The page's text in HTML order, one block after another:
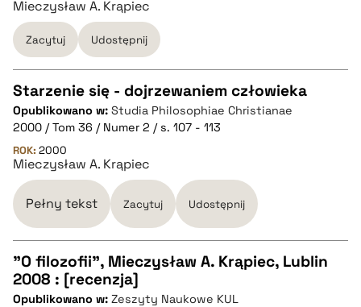
BIBTEX
pobierz cytat
Mieczysław A. Krąpiec
Zacytuj Udostępnij
CZYSTY TEKST
pobierz cytat
pobierz cytat
Starzenie się - dojrzewaniem człowieka
Opublikowano w: Studia Philosophiae Christianae
2000 / Tom 36 / Numer 2 / s. 107 - 113
ROK: 2000
Mieczysław A. Krąpiec
Pełny tekst Zacytuj Udostępnij
CZYSTY TEKST
"O filozofii", Mieczysław A. Krąpiec, Lublin
2008 : [recenzja]
Opublikowano w: Zeszyty Naukowe KUL